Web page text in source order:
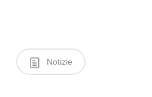
Notizie